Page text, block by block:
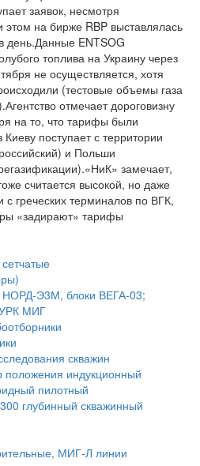
заявок, несмотря
на бирже RBP выставлялась
день.Данные ENTSOG
топлива на Украину через
не осуществляется, хотя
(тестовые объемы газа
отмечает дороговизну
на то, что тарифы были
поступает с территории
и Польши
замечает,
считается высокой, но даже
с греческих терминалов по ВГК,
«задирают» тарифы
НОРД-Э3М, блоки ВЕГА-03;
МИГ
скважин
положения индукционный
пилотный
глубинный скважинный
МИГ-Л линии